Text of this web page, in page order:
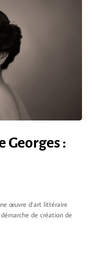
Georges :
œuvre d’art littéraire
de création de